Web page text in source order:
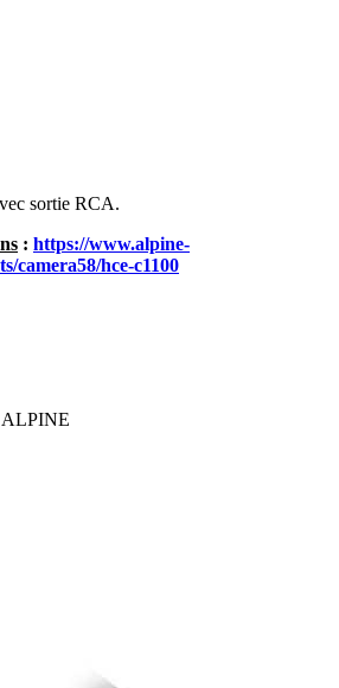
sortie RCA.
: https://www.alpine-
camera58/hce-c1100